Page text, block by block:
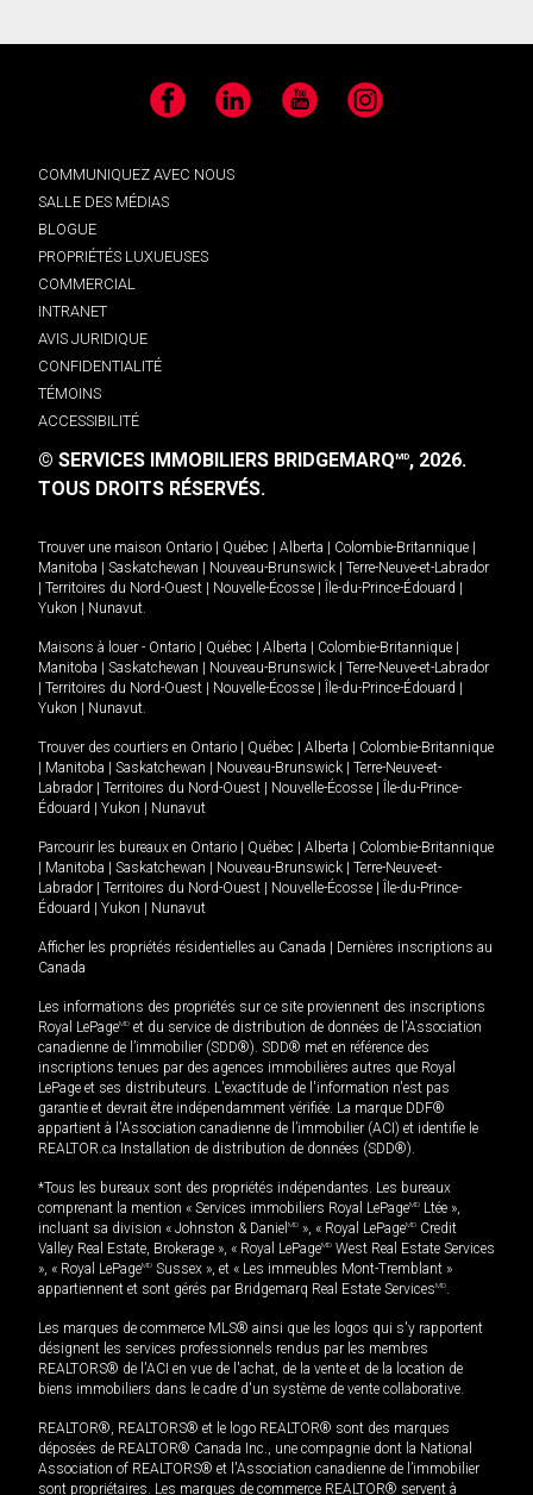
Facebook LinkedIn YouTube Instagram
COMMUNIQUEZ AVEC NOUS
SALLE DES MÉDIAS
BLOGUE
PROPRIÉTÉS LUXUEUSES
COMMERCIAL
INTRANET
AVIS JURIDIQUE
CONFIDENTIALITÉ
TÉMOINS
ACCESSIBILITÉ
© SERVICES IMMOBILIERS BRIDGEMARQMD, 2026.
TOUS DROITS RÉSERVÉS.
Trouver une maison Ontario Québec Alberta Colombie-Britannique
Manitoba
Saskatchewan Nouveau-Brunswick
Terre-Neuve-et-Labrador
Territoires du Nord-Ouest Nouvelle-Écosse Île-du-Prince-Édouard
Yukon
Nunavut.
Maisons à louer - Ontario Québec Alberta Colombie-Britannique
Manitoba
Saskatchewan Nouveau-Brunswick
Terre-Neuve-et-Labrador
Territoires du Nord-Ouest Nouvelle-Écosse Île-du-Prince-Édouard
Yukon
Nunavut.
Trouver des courtiers en Ontario Québec Alberta
Colombie-Britannique
Manitoba Saskatchewan Nouveau-Brunswick
Terre-Neuve-et-
Labrador
Territoires du Nord-Ouest Nouvelle-Écosse
Île-du-Prince-
Édouard
Yukon Nunavut
Parcourir les bureaux en Ontario Québec Alberta
Colombie-Britannique
Manitoba Saskatchewan Nouveau-Brunswick
Terre-Neuve-et-
Labrador
Territoires du Nord-Ouest Nouvelle-Écosse
Île-du-Prince-
Édouard
Yukon Nunavut
Afficher les propriétés résidentielles au Canada
Dernières inscriptions au
Canada
Les informations des propriétés sur ce site proviennent des inscriptions
Royal LePageMD et du service de distribution de données de l'Association
canadienne de l’immobilier (SDD®). SDD® met en référence des
inscriptions tenues par des agences immobilières autres que Royal
LePage et ses distributeurs. L'exactitude de l'information n'est pas
garantie et devrait être indépendamment vérifiée. La marque DDF®
appartient à l'Association canadienne de l’immobilier (ACI) et identifie le
REALTOR.ca Installation de distribution de données (SDD®).
*Tous les bureaux sont des propriétés indépendantes. Les bureaux
comprenant la mention « Services immobiliers Royal LePageMD Ltée »,
incluant sa division « Johnston & Daniel MD », « Royal LePageMD Credit
Valley Real Estate, Brokerage », « Royal LePageMD West Real Estate Services
», « Royal LePageMD Sussex », et « Les immeubles Mont-Tremblant »
appartiennent et sont gérés par Bridgemarq Real Estate ServicesMD.
Les marques de commerce MLS® ainsi que les logos qui s'y rapportent
désignent les services professionnels rendus par les membres
REALTORS® de l'ACI en vue de l'achat, de la vente et de la location de
biens immobiliers dans le cadre d'un système de vente collaborative.
REALTOR®, REALTORS® et le logo REALTOR® sont des marques
déposées de REALTOR® Canada Inc., une compagnie dont la National
Association of REALTORS® et l'Association canadienne de l’immobilier
sont propriétaires. Les marques de commerce REALTOR® servent à